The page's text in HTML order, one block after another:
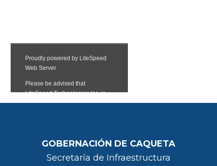
GOBERNACIÓN DE CAQUETA
Secretaría de Infraestructura